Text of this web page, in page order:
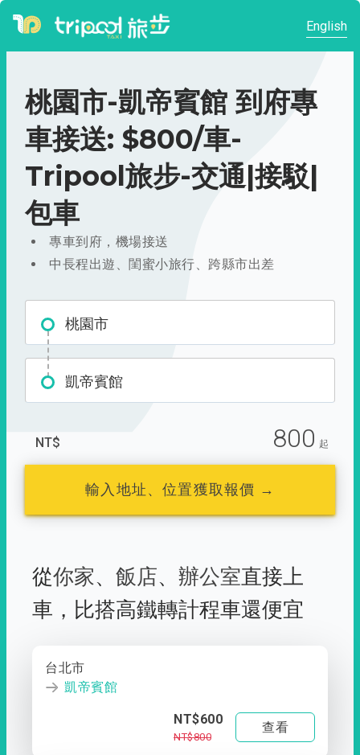
English
桃園市-凱帝賓館 到府專
車接送: $800/車-
Tripool旅步-交通|接駁|
包車
專車到府，機場接送
中長程出遊、閨蜜小旅行、跨縣市出差
桃園市
凱帝賓館
NT$ 800 起
輸入地址、位置獲取報價 →
從你家、 飯店、 辦公室直接上
車， 比搭高鐵轉計程車還便宜
台北市
凱帝賓館
NT$600
NT$800
查看